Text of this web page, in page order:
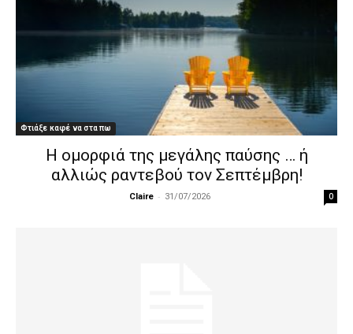
Φτιάξε καφέ να στα πω
Η ομορφιά της μεγάλης παύσης … ή
αλλιώς ραντεβού τον Σεπτέμβρη!
Claire - 31/07/2026 0